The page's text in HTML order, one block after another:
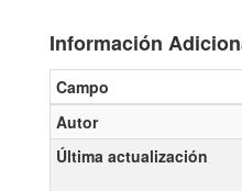
Información
Campo
Autor
Última actualización